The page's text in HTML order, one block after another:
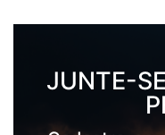
JUNTE-